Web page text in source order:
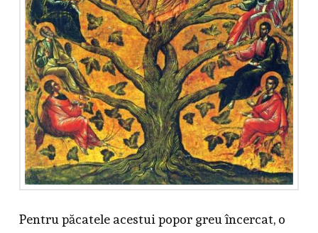
Pentru păcatele acestui popor greu încercat, o